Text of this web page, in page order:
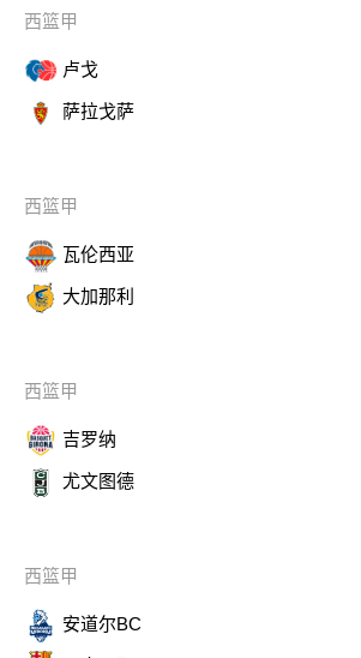
西篮甲
卢戈
萨拉戈萨
西篮甲
瓦伦西亚
大加那利
西篮甲
吉罗纳
尤文图德
西篮甲
安道尔BC